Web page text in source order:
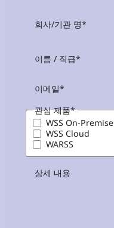
회사/기관 명*
이름 / 직급*
이메일*
관심 제품*
WSS On-Premise
WSS Cloud
WARSS
상세 내용